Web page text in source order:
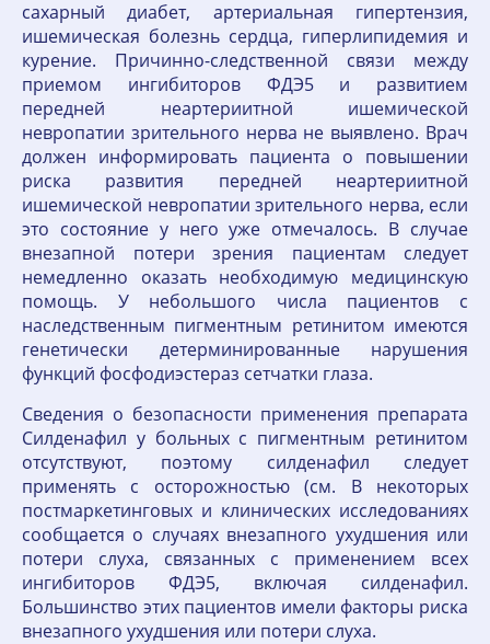
сахарный диабет, артериальная гипертензия,
ишемическая болезнь сердца, гиперлипидемия и
курение. Причинно-следственной связи между
приемом ингибиторов ФДЭ5 и развитием
передней неартериитной ишемической
невропатии зрительного нерва не выявлено. Врач
должен информировать пациента о повышении
риска развития передней неартериитной
ишемической невропатии зрительного нерва, если
это состояние у него уже отмечалось. В случае
внезапной потери зрения пациентам следует
немедленно оказать необходимую медицинскую
помощь. У небольшого числа пациентов с
наследственным пигментным ретинитом имеются
генетически детерминированные нарушения
функций фосфодиэстераз сетчатки глаза.
Сведения о безопасности применения препарата
Силденафил у больных с пигментным ретинитом
отсутствуют, поэтому силденафил следует
применять с осторожностью (см. В некоторых
постмаркетинговых и клинических исследованиях
сообщается о случаях внезапного ухудшения или
потери слуха, связанных с применением всех
ингибиторов ФДЭ5, включая силденафил.
Большинство этих пациентов имели факторы риска
внезапного ухудшения или потери слуха.